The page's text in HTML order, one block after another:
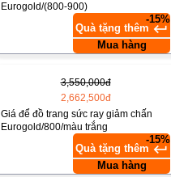
Eurogold/(800-900)
-15%
Quà tặng thêm keyboard_return
Mua hàng
3,550,000đ
2,662,500đ
Giá để đồ trang sức ray giảm chấn
Eurogold/800/màu trắng
-15%
Quà tặng thêm keyboard_return
Mua hàng